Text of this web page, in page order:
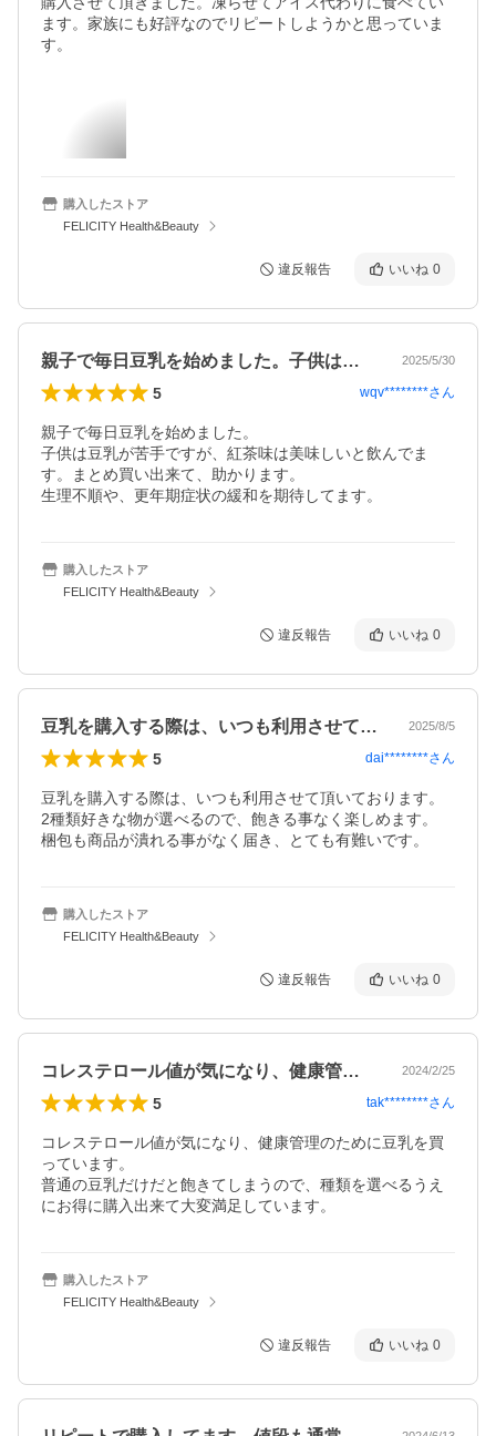
ます。家族にも好評なのでリピートしようかと思っていま
す。
購入したストア
FELICITY Health&Beauty
違反報告 いいね 0
親子で毎日豆乳を始めました。子供は豆乳… 2025/5/30
5 wqv********さん
親子で毎日豆乳を始めました。
子供は豆乳が苦手ですが、紅茶味は美味しいと飲んでま
す。まとめ買い出来て、助かります。
生理不順や、更年期症状の緩和を期待してます。
購入したストア
FELICITY Health&Beauty
違反報告 いいね 0
豆乳を購入する際は、いつも利用させて頂… 2025/8/5
5 dai********さん
豆乳を購入する際は、いつも利用させて頂いております。
2種類好きな物が選べるので、飽きる事なく楽しめます。
梱包も商品が潰れる事がなく届き、とても有難いです。
購入したストア
FELICITY Health&Beauty
違反報告 いいね 0
コレステロール値が気になり、健康管理の… 2024/2/25
5 tak********さん
コレステロール値が気になり、健康管理のために豆乳を買
っています。
普通の豆乳だけだと飽きてしまうので、種類を選べるうえ
購入したストア
FELICITY Health&Beauty
違反報告 いいね 0